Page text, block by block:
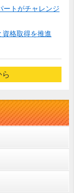
ートがチャレンジ
資格取得を推進